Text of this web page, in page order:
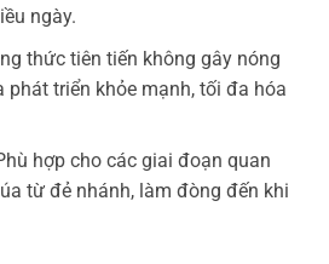
ngày.
thức tiên tiến không gây nóng
phát triển khỏe mạnh, tối đa hóa
hợp cho các giai đoạn quan
từ đẻ nhánh, làm đòng đến khi